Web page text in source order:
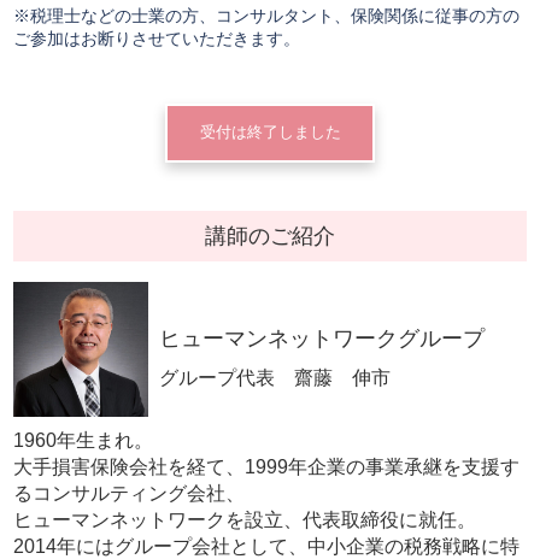
※税理士などの士業の方、コンサルタント、保険関係に従事の方の
ご参加はお断りさせていただきます。
受付は終了しました
講師のご紹介
ヒューマンネットワークグループ
グループ代表 齋藤 伸市
1960年生まれ。
大手損害保険会社を経て、1999年企業の事業承継を支援す
るコンサルティング会社、
ヒューマンネットワークを設立、代表取締役に就任。
2014年にはグループ会社として、中小企業の税務戦略に特